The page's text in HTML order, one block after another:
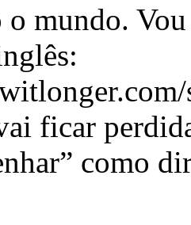
o mundo.
ficar
como